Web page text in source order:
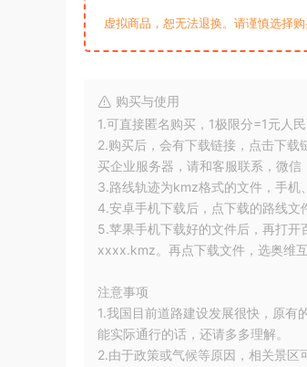
虚拟商品，恕无法退换。请谨慎选择购
购买与使用
1.可直接匿名购买，1极限分=1元人
2.购买后，会有下载链接，点击下
买企业服务器，请和客服联系，微
3.路线轨迹为kmz格式的文件，手机
4.安卓手机下载后，点下载的路线文
5.苹果手机下载好的文件后，再打
xxxx.kmz。再点下载文件，选奥维
注意事项
1.我国目前道路建设发展很快，原有
能实际通行的话，还请多多理解。
2.由于政策或气候等原因，相关景区